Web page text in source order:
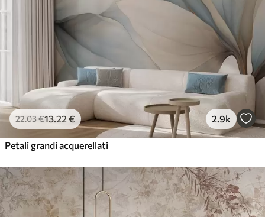
22.03€13.22 € 2.9k
Petali grandi acquerellati